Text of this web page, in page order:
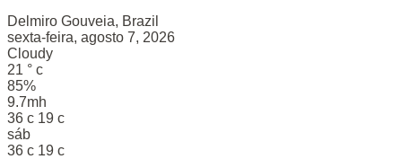
Delmiro Gouveia, Brazil
sexta-feira, agosto 7, 2026
Cloudy
21 ° c
85%
9.7mh
36 c 19 c
sáb
36 c 19 c